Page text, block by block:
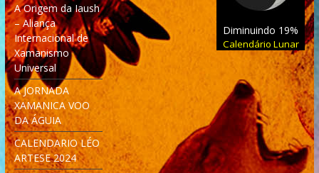
A Origem da Iaush
– Aliança
Internacional de
Xamanismo
Universal
A JORNADA
XAMANICA VOO
DA ÁGUIA
CALENDARIO LÉO
ARTESE 2024
Diminuindo 19%
Calendário Lunar